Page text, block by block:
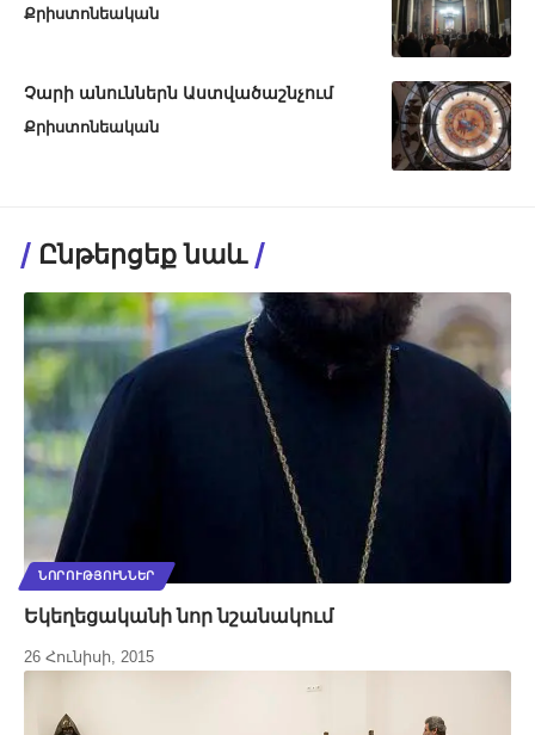
Քրիստոնեական
Չարի անուններն Աստվածաշնչում
Քրիստոնեական
Ընթերցեք նաև
ՆՈՐՈՒԹՅՈՒՆՆԵՐ
Եկեղեցականի նոր նշանակում
26 Հունիսի, 2015